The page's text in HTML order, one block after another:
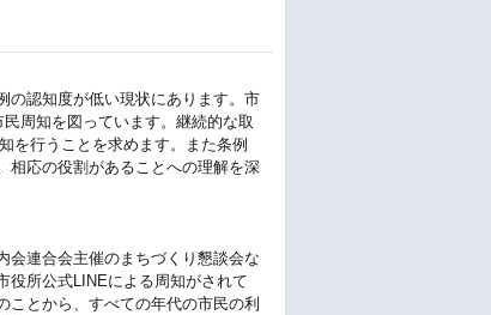
の認知度が低い現状にあります。市
周知を図っています。継続的な取
を行うことを求めます。また条例
相応の役割があることへの理解を深
会連合会主催のまちづくり懇談会な
役所公式LINEによる周知がされて
とから、すべての年代の市民の利